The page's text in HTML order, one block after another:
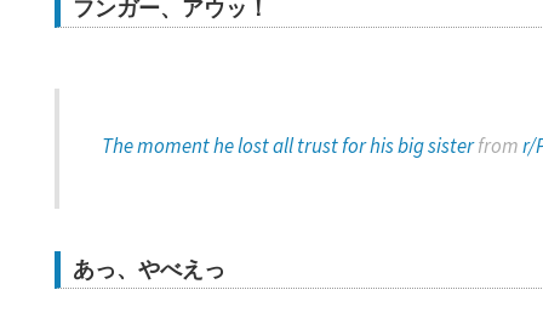
フンガー、アウッ！
The moment he lost all trust for his big sisterfromr/
あっ、やべえっ